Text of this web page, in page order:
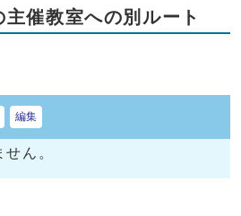
催教室への別ルート
編集
ん。